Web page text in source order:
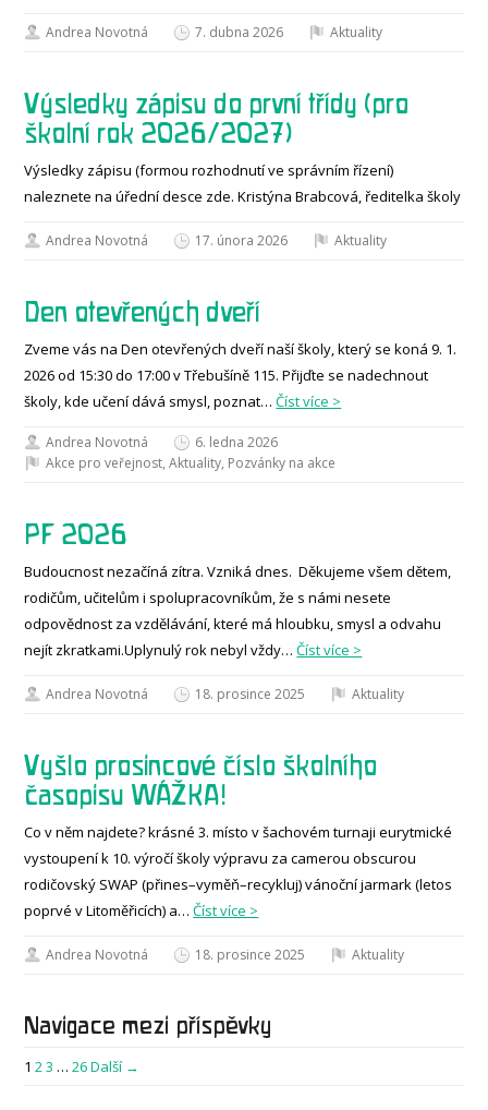
Andrea Novotná 7. dubna 2026 Aktuality
Výsledky zápisu do první třídy (pro
školní rok 2026/2027)
Výsledky zápisu (formou rozhodnutí ve správním řízení)
naleznete na úřední desce zde. Kristýna Brabcová, ředitelka školy
Andrea Novotná 17. února 2026 Aktuality
Den otevřených dveří
Zveme vás na Den otevřených dveří naší školy, který se koná 9. 1.
2026 od 15:30 do 17:00 v Třebušíně 115. Přijďte se nadechnout
školy, kde učení dává smysl, poznat…Číst více >
Andrea Novotná
6. ledna 2026
Akce pro veřejnost,Aktuality, Pozvánky na akce
PF 2026
Budoucnost nezačíná zítra. Vzniká dnes. Děkujeme všem dětem,
rodičům, učitelům i spolupracovníkům, že s námi nesete
odpovědnost za vzdělávání, které má hloubku, smysl a odvahu
nejít zkratkami.Uplynulý rok nebyl vždy…Číst více >
Andrea Novotná 18. prosince 2025 Aktuality
Vyšlo prosincové číslo školního
časopisu WÁŽKA!
Co v něm najdete? krásné 3. místo v šachovém turnaji eurytmické
vystoupení k 10. výročí školy výpravu za camerou obscurou
rodičovský SWAP (přines–vyměň–recykluj) vánoční jarmark (letos
poprvé v Litoměřicích) a…Číst více >
Andrea Novotná 18. prosince 2025 Aktuality
Navigace mezi příspěvky
1 23 … 26Další →